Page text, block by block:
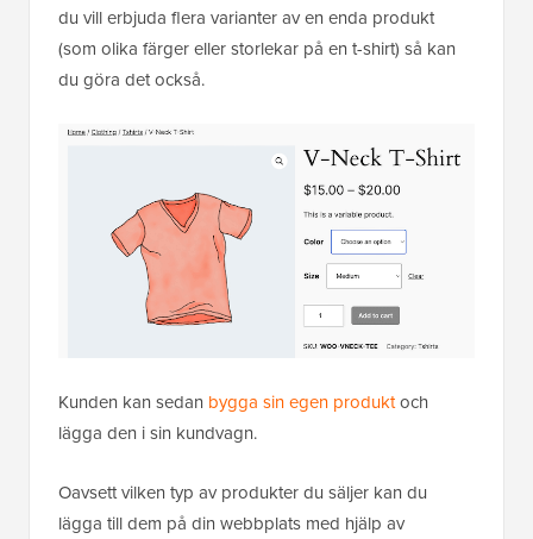
du vill erbjuda flera varianter av en enda produkt
(som olika färger eller storlekar på en t-shirt) så kan
du göra det också.
Kunden kan sedan bygga sin egen produktoch
lägga den i sin kundvagn.
Oavsett vilken typ av produkter du säljer kan du
lägga till dem på din webbplats med hjälp av